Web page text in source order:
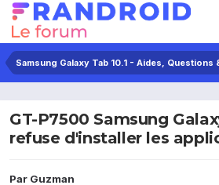
GT-P7500 Samsung
refuse d'installer les
Par Guzman